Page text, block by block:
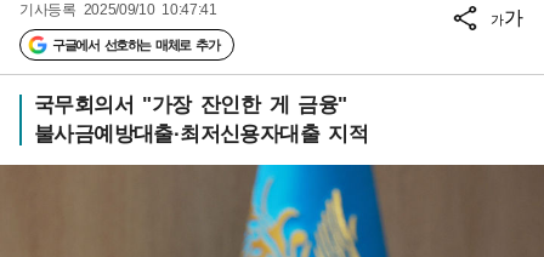
기사등록 2025/09/10 10:47:41
구글에서 선호하는 매체로 추가
가가
국무회의서 "가장 잔인한 게 금융"
불사금예방대출·최저신용자대출 지적